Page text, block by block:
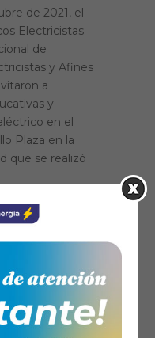
de 2021, el
Electricistas
de
y Afines
a
y
en el
Plaza en la
que se realizó